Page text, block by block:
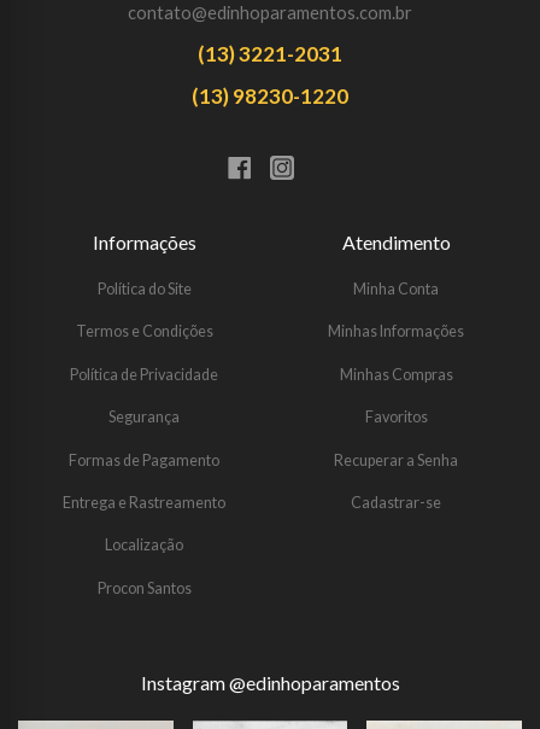
contato@edinhoparamentos.com.br
(13) 3221-2031
(13) 98230-1220
Informações
Política do Site
Termos e Condições
Política de Privacidade
Segurança
Formas de Pagamento
Entrega e Rastreamento
Localização
Procon Santos
Atendimento
Minha Conta
Minhas Informações
Minhas Compras
Favoritos
Recuperar a Senha
Cadastrar-se
Instagram @edinhoparamentos